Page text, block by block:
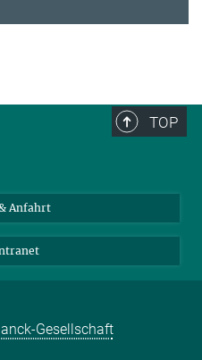
TOP
Anfahrt
Gesellschaft